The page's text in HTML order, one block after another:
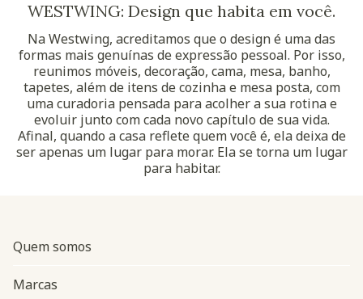
WESTWING: Design que habita em você.
Na Westwing, acreditamos que o design é uma das
formas mais genuínas de expressão pessoal. Por isso,
reunimos móveis, decoração, cama, mesa, banho,
tapetes, além de itens de cozinha e mesa posta, com
uma curadoria pensada para acolher a sua rotina e
evoluir junto com cada novo capítulo de sua vida.
Afinal, quando a casa reflete quem você é, ela deixa de
ser apenas um lugar para morar. Ela se torna um lugar
para habitar.
Quem somos
Marcas